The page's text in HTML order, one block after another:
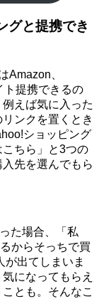
グと提携でき
Amazon、
ト提携できるの
えば気に入った
ンクを置くとき
ショッピング
ちら」と3つの
先を選んでもら
た場合、「私
からそっちで買
が出てしまいま
になってもらえ
とも。そんなこ